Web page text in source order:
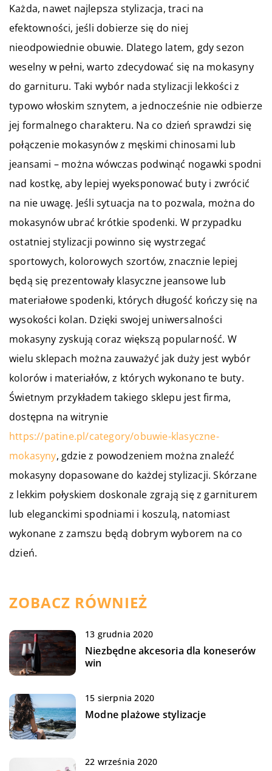
Każda, nawet najlepsza stylizacja, traci na
efektowności, jeśli dobierze się do niej
nieodpowiednie obuwie. Dlatego latem, gdy sezon
weselny w pełni, warto zdecydować się na mokasyny
do garnituru. Taki wybór nada stylizacji lekkości z
typowo włoskim sznytem, a jednocześnie nie odbierze
jej formalnego charakteru. Na co dzień sprawdzi się
połączenie mokasynów z męskimi chinosami lub
jeansami – można wówczas podwinąć nogawki spodni
nad kostkę, aby lepiej wyeksponować buty i zwrócić
na nie uwagę. Jeśli sytuacja na to pozwala, można do
mokasynów ubrać krótkie spodenki. W przypadku
ostatniej stylizacji powinno się wystrzegać
sportowych, kolorowych szortów, znacznie lepiej
będą się prezentowały klasyczne jeansowe lub
materiałowe spodenki, których długość kończy się na
wysokości kolan. Dzięki swojej uniwersalności
mokasyny zyskują coraz większą popularność. W
wielu sklepach można zauważyć jak duży jest wybór
kolorów i materiałów, z których wykonano te buty.
Świetnym przykładem takiego sklepu jest firma,
dostępna na witrynie
https://patine.pl/category/obuwie-klasyczne-
mokasyny, gdzie z powodzeniem można znaleźć
mokasyny dopasowane do każdej stylizacji. Skórzane
z lekkim połyskiem doskonale zgrają się z garniturem
lub eleganckimi spodniami i koszulą, natomiast
wykonane z zamszu będą dobrym wyborem na co
dzień.
ZOBACZ RÓWNIEŻ
13 grudnia 2020
Niezbędne akcesoria dla koneserów
win
15 sierpnia 2020
Modne plażowe stylizacje
22 września 2020